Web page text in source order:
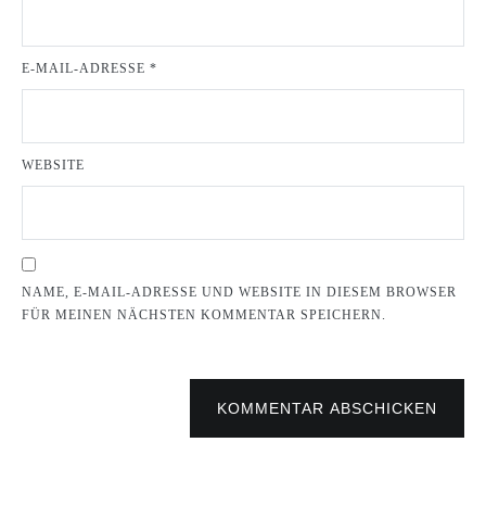
E-MAIL-ADRESSE *
WEBSITE
NAME, E-MAIL-ADRESSE UND WEBSITE IN DIESEM BROWSER
FÜR MEINEN NÄCHSTEN KOMMENTAR SPEICHERN.
KOMMENTAR ABSCHICKEN